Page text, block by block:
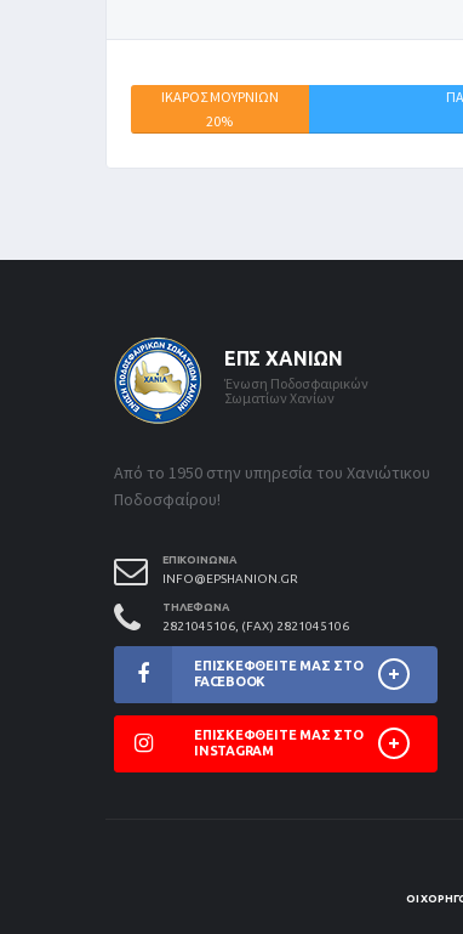
ΙΚΑΡΟΣ ΜΟΥΡΝΙΩΝ
20%
ΕΠΣ ΧΑΝΊΩΝ
Ένωση Ποδοσφαιρικών
Σωματίων Χανίων
Από το 1950 στην υπηρεσία του Χανιώτικου
Ποδοσφαίρου!
ΕΠΙΚΟΙΝΩΝΊΑ
INFO@EPSHANION.GR
ΤΗΛΈΦΩΝΑ
2821045106, (FAX) 2821045106
ΕΠΙΣΚΕΦΘΕΊΤΕ ΜΑΣ ΣΤΟ
FACEBOOK
ΕΠΙΣΚΕΦΘΕΊΤΕ ΜΑΣ ΣΤΟ
INSTAGRAM
ΟΙ